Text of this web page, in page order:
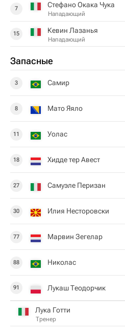
7 Стефано Окака Чука
Нападающий
15 Кевин Лазанья
Нападающий
Запасные
3 Самир
8 Мато Яяло
11 Уолас
18 Хидде тер Авест
27 Самуэле Перизан
30 Илия Несторовски
77 Марвин Зегелар
88 Николас
91 Лукаш Теодорчик
Лука Готти
Тренер